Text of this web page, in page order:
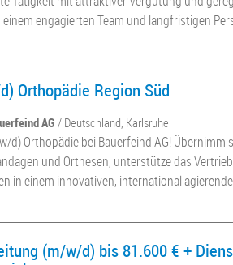
engagierten Team und langfristigen
Orthopädie Region Süd
AG / Deutschland, Karlsruhe
d) Orthopädie bei Bauerfeind AG! Übernimm
und Orthesen, unterstütze das
in einem innovativen, international
(m/w/d) bis 81.600 € +